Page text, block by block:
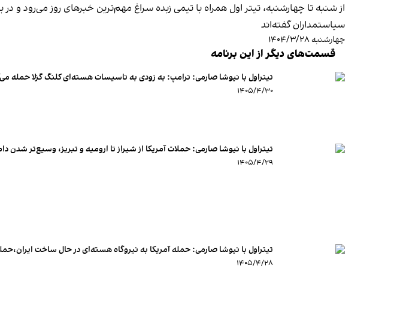
از شنبه تا چهارشنبه، تیتر اول همراه با تیمی زبده سراغ مهم‌ترین خبرهای روز می‌رود
سیاستمداران گفته‌اند
چهارشنبه ۱۴۰۴/۳/۲۸
قسمت‌های دیگر از این برنامه
تیتراول با نیوشا صارمی: ترامپ: به زودی به تاسیسات هسته‌ای کلنگ گزلا حمله
۱۴۰۵/۴/۳۰
تیتراول با نیوشا صارمی: حملات آمریکا از شیراز تا ارومیه و تبریز، وسیع‌تر شدن
۱۴۰۵/۴/۲۹
تیتراول با نیوشا صارمی: حمله آمریکا به نیروگاه هسته‌ای در حال ساخت
۱۴۰۵/۴/۲۸